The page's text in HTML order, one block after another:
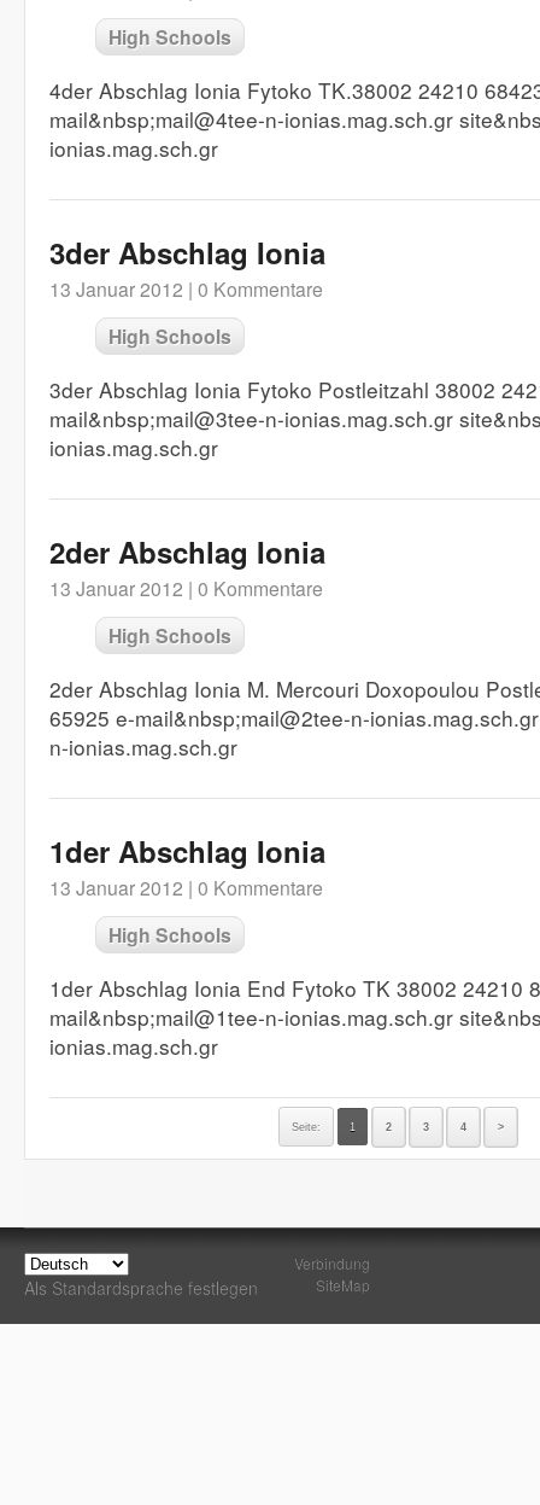
High Schools
4der Abschlag Ionia Fytoko TK.38002 24210
mail&nbsp;mail@4tee-n-ionias.mag.sch.gr
ionias.mag.sch.gr
3der Abschlag Ionia
13 Januar 2012 | 0 Kommentare
High Schools
3der Abschlag Ionia Fytoko Postleitzahl 38002
mail&nbsp;mail@3tee-n-ionias.mag.sch.gr
ionias.mag.sch.gr
2der Abschlag Ionia
13 Januar 2012 | 0 Kommentare
High Schools
2der Abschlag Ionia M. Mercouri Doxopoulou
65925 e-mail&nbsp;mail@2tee-n-
n-ionias.mag.sch.gr
1der Abschlag Ionia
13 Januar 2012 | 0 Kommentare
High Schools
1der Abschlag Ionia End Fytoko TK 38002 24210
mail&nbsp;mail@1tee-n-ionias.mag.sch.gr
ionias.mag.sch.gr
Seite: 1 2 3 4 >
Als Standardsprache festlegen
Verbindung
SiteMap